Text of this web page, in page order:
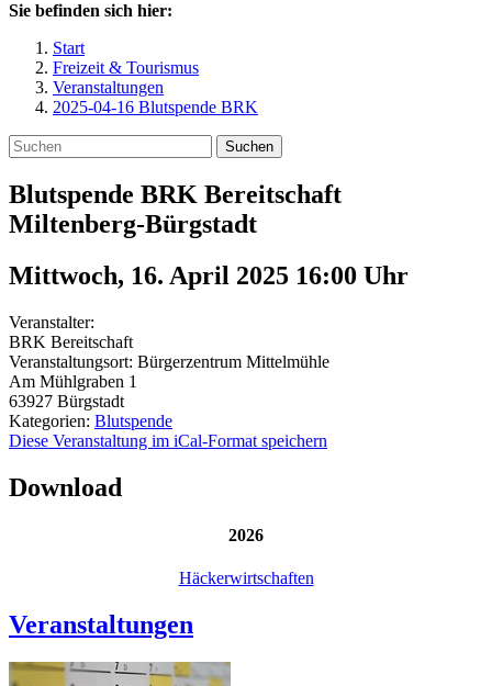
Sie befinden sich hier:
Start
Freizeit & Tourismus
Veranstaltungen
2025-04-16 Blutspende BRK
Suchen
Blutspende BRK Bereitschaft
Miltenberg-Bürgstadt
Mittwoch, 16. April 2025 16:00 Uhr
Veranstalter:
BRK Bereitschaft
Veranstaltungsort: Bürgerzentrum Mittelmühle
Am Mühlgraben 1
63927 Bürgstadt
Kategorien: Blutspende
Diese Veranstaltung im iCal-Format speichern
Download
2026
Häckerwirtschaften
Veranstaltungen